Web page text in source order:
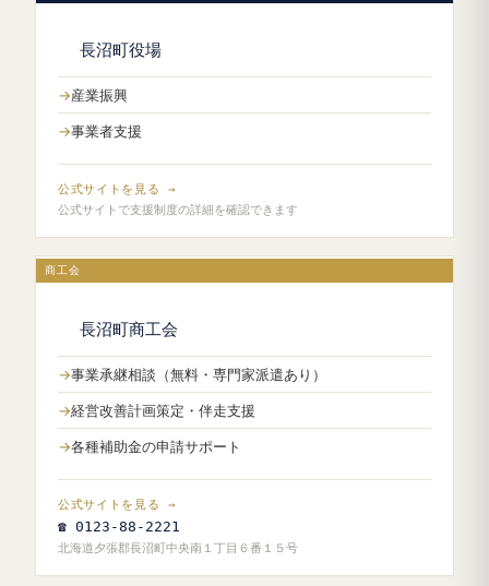
長沼町役場
産業振興
事業者支援
公式サイトを見る →
公式サイトで支援制度の詳細を確認できます
商工会
長沼町商工会
事業承継相談（無料・専門家派遣あり）
経営改善計画策定・伴走支援
各種補助金の申請サポート
公式サイトを見る →
☎ 0123-88-2221
北海道夕張郡長沼町中央南１丁目６番１５号